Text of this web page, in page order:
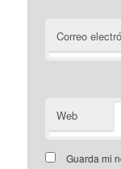
Correo
Web
Guarda mi